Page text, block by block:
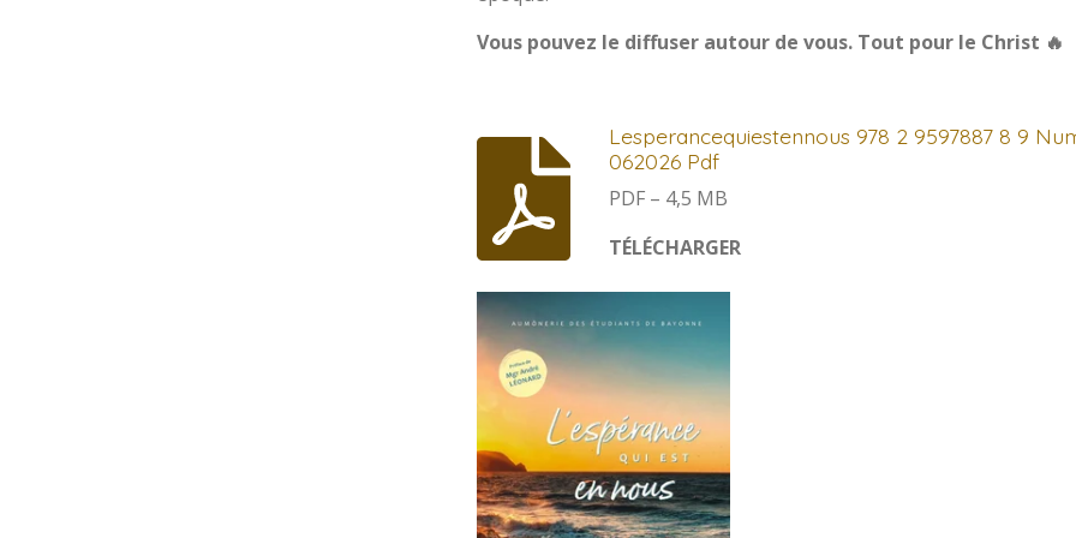
Vous pouvez le diffuser autour de vous. Tout pour le Christ 🔥
Lesperancequiestennous 978 2 9597887 8 9
062026 Pdf
PDF – 4,5 MB
TÉLÉCHARGER